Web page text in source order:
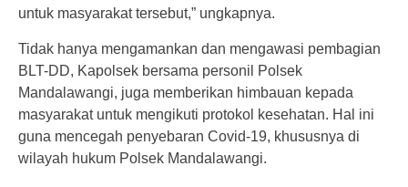
untuk masyarakat tersebut,” ungkapnya.
Tidak hanya mengamankan dan mengawasi pembagian
BLT-DD, Kapolsek bersama personil Polsek
Mandalawangi, juga memberikan himbauan kepada
masyarakat untuk mengikuti protokol kesehatan. Hal ini
guna mencegah penyebaran Covid-19, khususnya di
wilayah hukum Polsek Mandalawangi.